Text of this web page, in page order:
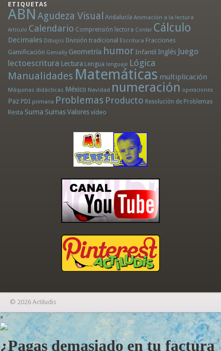
ETIQUETAS
ABN Agudeza Visual Andalucía Animación a la lectura
Artículo Calendario Comprensión lectora Contar Cálculo
Decimales Dibujos División tradicional Escritura Fracciones
Gamificación Genially Geometría humor Infantil Inglés Juego
lectoescritura Lectura Lengua lenguaje Lógica
Manualidades Matemáticas multiplicación
Máquinas didácticas México Navidad numeración operaciones
Paz PDI primaria Problemas Producto Resolución de Problemas
Resta Suma Sumas Valores vídeo
© 2026 Actiludis
×
¿Pagas demasiado en tu factura